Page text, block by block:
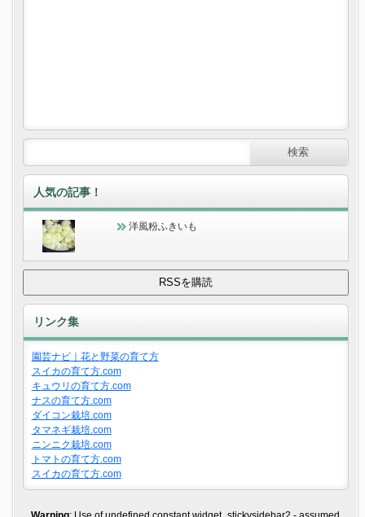
人気の記事！
洋風粉ふきいも
リンク集
園芸ナビ｜花と野菜の育て方
スイカの育て方.com
キュウリの育て方.com
ナスの育て方.com
ダイコン栽培.com
タマネギ栽培.com
ニンニク栽培.com
トマトの育て方.com
スイカの育て方.com